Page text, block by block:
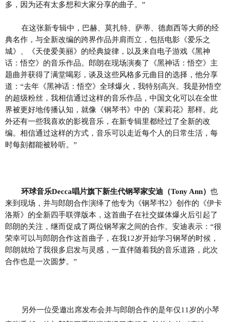
多，因为还有太多想和大家分享的曲子。”
在这张新专辑中，巴赫、莫扎特、萨蒂、德彪西等大师的经
典名作，与全新改编的跨界作品并肩而立，包括电影《爱乐之
城》、《天使爱美丽》的经典旋律，以及来自电子游戏《黑神
话：悟空》的音乐作品。 郎朗在现场演奏了《黑神话：悟空》主
题曲并获得了满堂喝彩，谈及这些风格多元曲目的选择，他分享
道： “去年《黑神话：悟空》全球爆火，我特别高兴。我是孙悟空
的超级粉丝，我相信通过这样的音乐作品，中国文化可以在全世
界被更好地传播认知，就像《钢琴书》中的《茉莉花》那样。此
外还有一些我喜欢的影视音乐，在新专辑里都经过了全新的改
编。相信通过这样的方式，音乐可以走近每个人的日常生活，每
时每刻都能被聆听。 ”
环球音乐Decca唱片旗下新生代钢琴家安迪（Tony Ann） 也
来到现场，并与郎朗合作演绎了他专为《钢琴书2》 创作的 《伊卡
洛斯》的全新四手联弹版本 ，这首曲子在社交媒体爆火后引起了
郎朗的关注，继而促成了两位钢琴家之间的合作。安迪表示： “很
荣幸可以与郎朗合作这首曲子，在我12岁开始学习钢琴的时候，
郎朗就给了我很多启发与灵感，一直伴随着我的音乐道路，此次
合作也是一次圆梦。”
另外一位受邀出席发布会并与郎朗合作的是年仅11岁的小琴